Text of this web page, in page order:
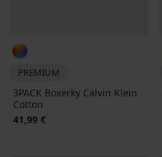
PREMIUM
3PACK Boxerky Calvin Klein
Cotton
41,99 €